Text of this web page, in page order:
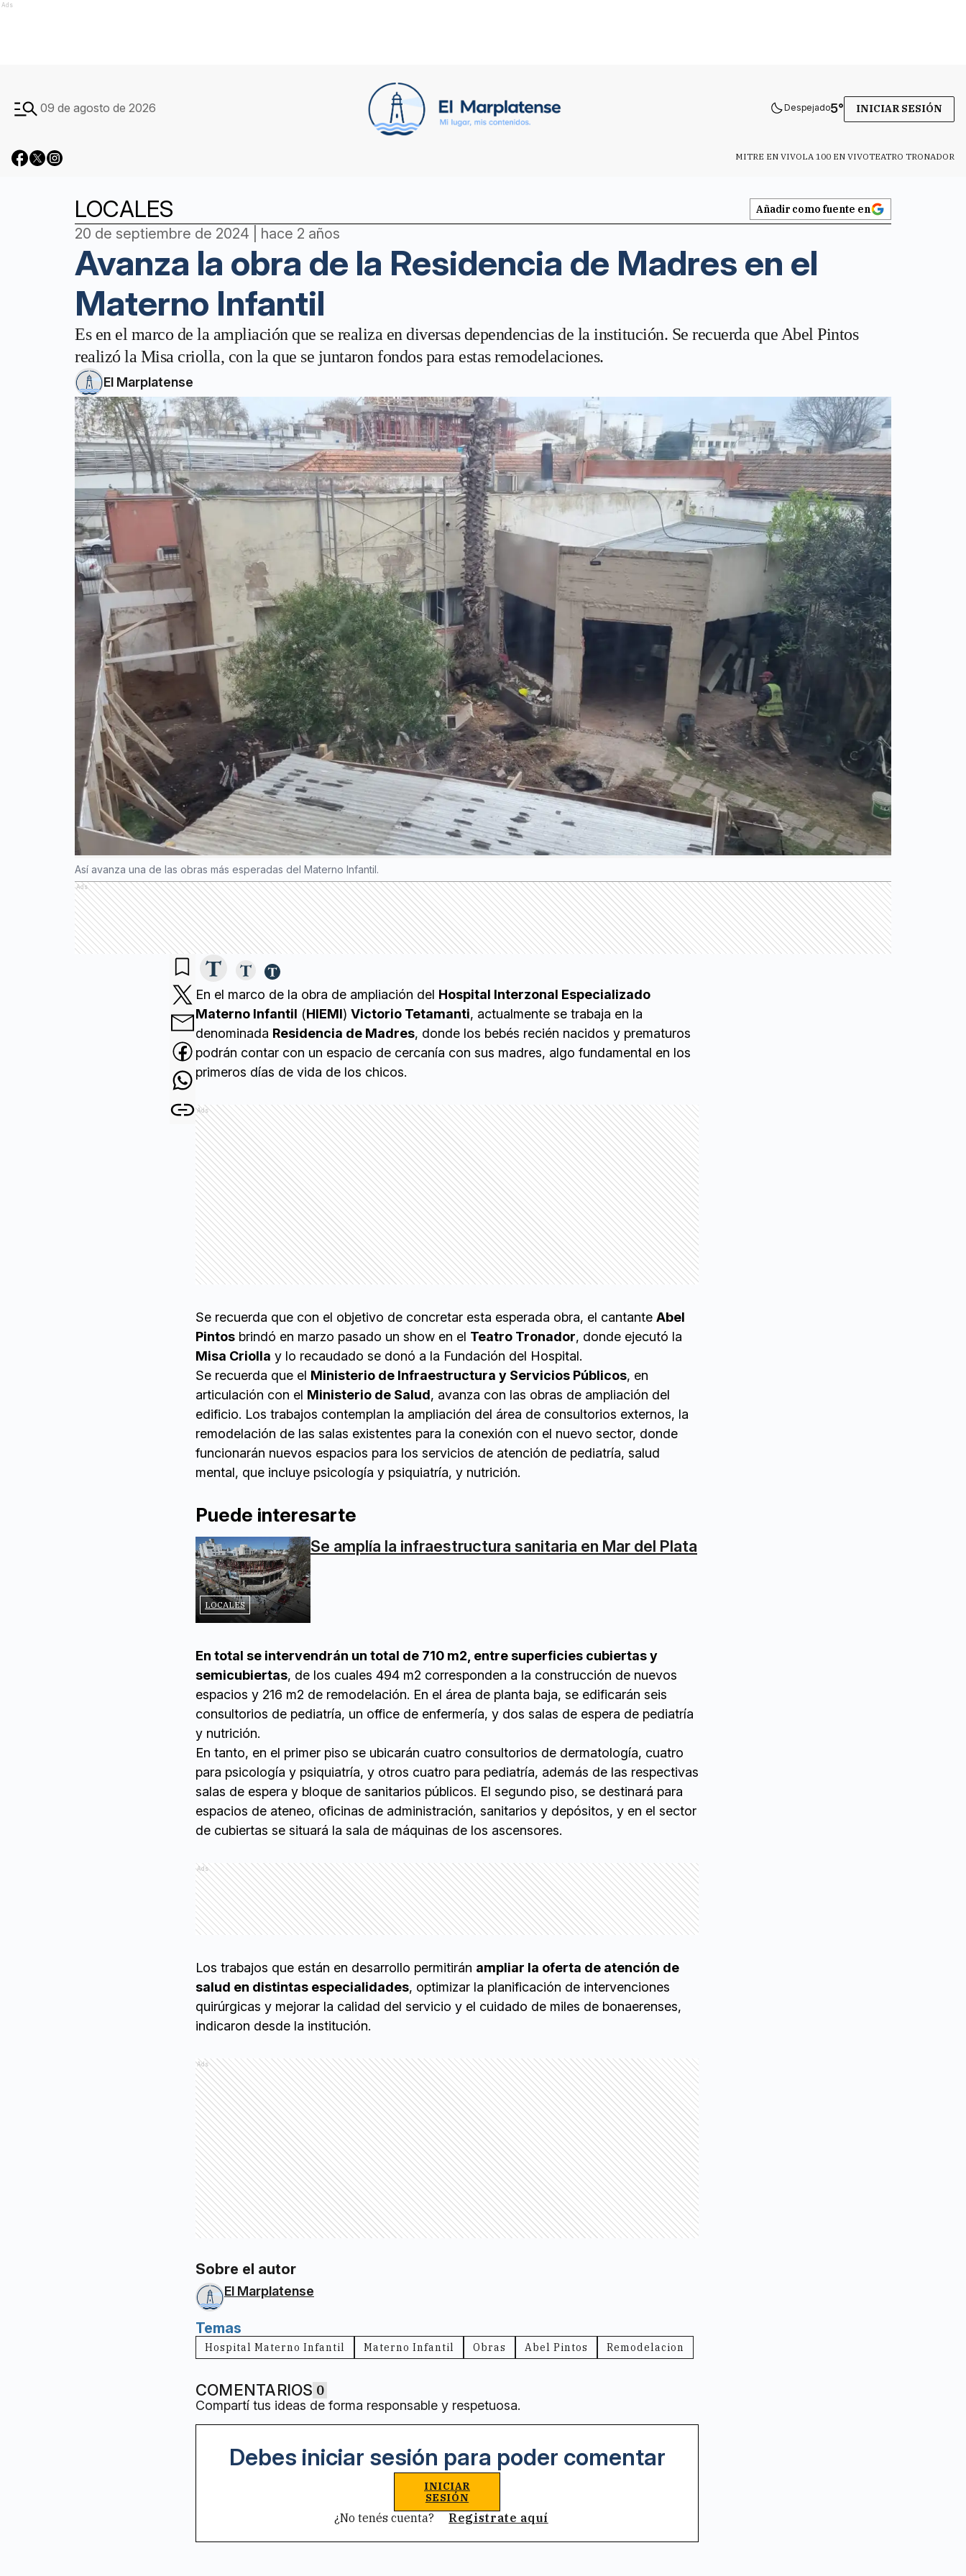
Ads
09 de agosto de 2026 Despejado5° INICIAR SESIÓN
MITRE EN VIVOLA 100 EN VIVOTEATRO TRONADOR
LOCALES Añadir como fuente en
20 de septiembre de 2024 | hace 2 años
Avanza la obra de la Residencia de Madres en el
Materno Infantil
Es en el marco de la ampliación que se realiza en diversas dependencias de la institución. Se recuerda que Abel Pintos
realizó la Misa criolla, con la que se juntaron fondos para estas remodelaciones.
El Marplatense
Así avanza una de las obras más esperadas del Materno Infantil.
Ads
En el marco de la obra de ampliación del Hospital Interzonal Especializado
Materno Infantil (HIEMI) Victorio Tetamanti, actualmente se trabaja en la
denominada Residencia de Madres, donde los bebés recién nacidos y prematuros
podrán contar con un espacio de cercanía con sus madres, algo fundamental en los
primeros días de vida de los chicos.
Ads
Se recuerda que con el objetivo de concretar esta esperada obra, el cantante Abel
Pintos brindó en marzo pasado un show en el Teatro Tronador, donde ejecutó la
Misa Criolla y lo recaudado se donó a la Fundación del Hospital.
Se recuerda que el Ministerio de Infraestructura y Servicios Públicos, en
articulación con el Ministerio de Salud, avanza con las obras de ampliación del
edificio. Los trabajos contemplan la ampliación del área de consultorios externos, la
remodelación de las salas existentes para la conexión con el nuevo sector, donde
funcionarán nuevos espacios para los servicios de atención de pediatría, salud
mental, que incluye psicología y psiquiatría, y nutrición.
Puede interesarte
LOCALES
Se amplía la infraestructura sanitaria en Mar del Plata
En total se intervendrán un total de 710 m2, entre superficies cubiertas y
semicubiertas, de los cuales 494 m2 corresponden a la construcción de nuevos
espacios y 216 m2 de remodelación. En el área de planta baja, se edificarán seis
consultorios de pediatría, un office de enfermería, y dos salas de espera de pediatría
y nutrición.
En tanto, en el primer piso se ubicarán cuatro consultorios de dermatología, cuatro
para psicología y psiquiatría, y otros cuatro para pediatría, además de las respectivas
salas de espera y bloque de sanitarios públicos. El segundo piso, se destinará para
espacios de ateneo, oficinas de administración, sanitarios y depósitos, y en el sector
de cubiertas se situará la sala de máquinas de los ascensores.
Ads
Los trabajos que están en desarrollo permitirán ampliar la oferta de atención de
salud en distintas especialidades, optimizar la planificación de intervenciones
quirúrgicas y mejorar la calidad del servicio y el cuidado de miles de bonaerenses,
indicaron desde la institución.
Ads
Sobre el autor
El Marplatense
Temas
Hospital Materno Infantil Materno Infantil Obras Abel Pintos Remodelacion
COMENTARIOS 0
Compartí tus ideas de forma responsable y respetuosa.
Debes iniciar sesión para poder comentar
INICIAR
SESIÓN
¿No tenés cuenta? Registrate aquí